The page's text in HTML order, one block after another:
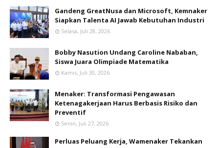
Gandeng GreatNusa dan Microsoft, Kemnaker
Siapkan Talenta AI Jawab Kebutuhan Industri
Selasa, Juli 28, 2026
Bobby Nasution Undang Caroline Nababan,
Siswa Juara Olimpiade Matematika
Kamis, Juli 30, 2026
Menaker: Transformasi Pengawasan
Ketenagakerjaan Harus Berbasis Risiko dan
Preventif
Senin, Juli 27, 2026
Perluas Peluang Kerja, Wamenaker Tekankan